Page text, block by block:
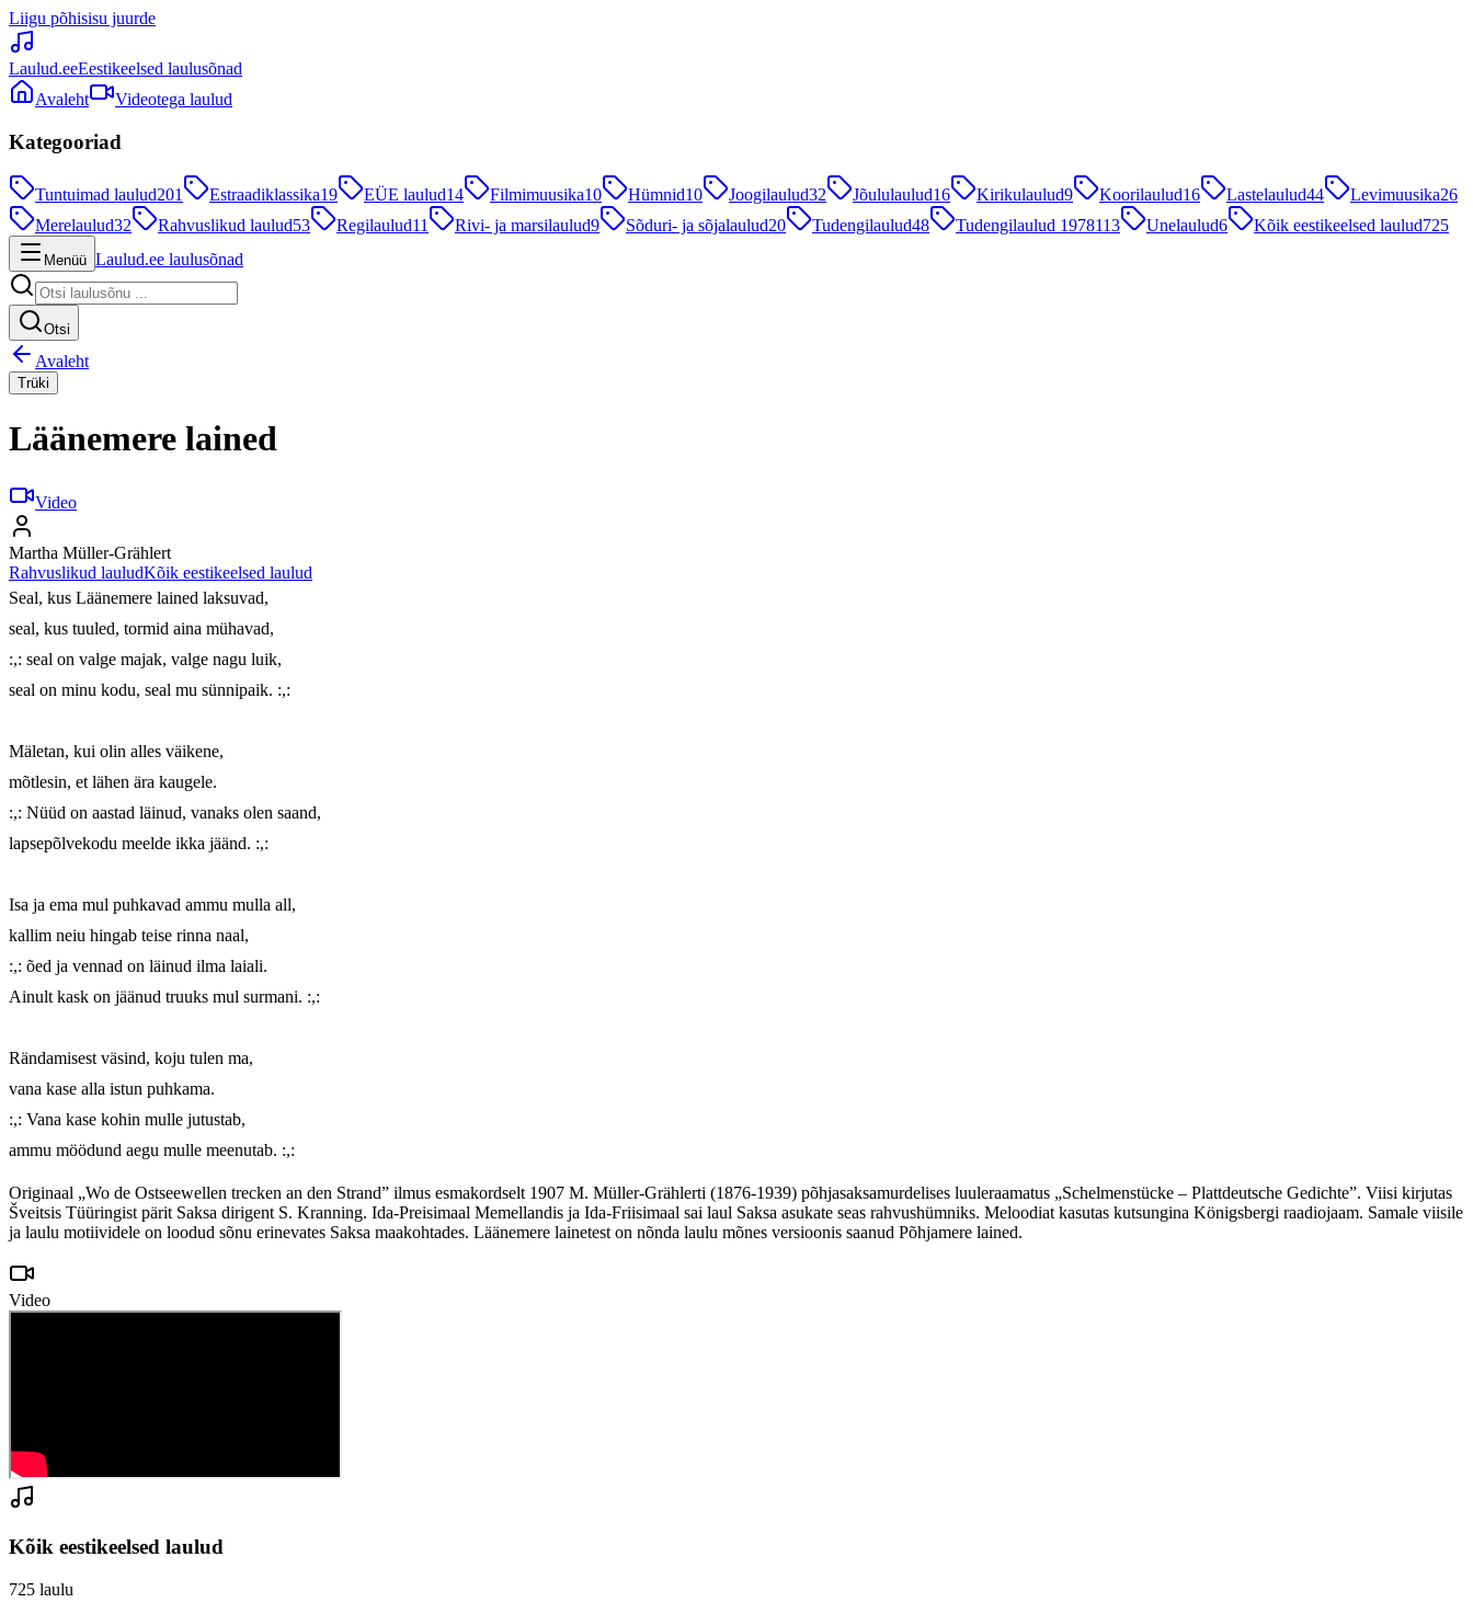
Liigu põhisisu juurde
Laulud.eeEestikeelsed laulusõnad
Avaleht
Videotega laulud
Kategooriad
Tuntuimad laulud201 Estraadiklassika19 EÜE laulud14 Filmimuusika10 Hümnid10 Joogilaulud32 Jõululaulud16 Kirikulaulud9 Koorilaulud16 Lastelaulud44 Levimuusika26
Merelaulud32 Rahvuslikud laulud53 Regilaulud11 Rivi- ja marsilaulud9 Sõduri- ja sõjalaulud20 Tudengilaulud48 Tudengilaulud 1978113 Unelaulud6 Kõik eestikeelsed laulud725
Menüü Laulud.ee laulusõnad
Otsi
Avaleht
Trüki
Läänemere lained
Video
Martha Müller-Grählert
Rahvuslikud lauludKõik eestikeelsed laulud
Seal, kus Läänemere lained laksuvad,
seal, kus tuuled, tormid aina mühavad,
:,: seal on valge majak, valge nagu luik,
seal on minu kodu, seal mu sünnipaik. :,:
Mäletan, kui olin alles väikene,
mõtlesin, et lähen ära kaugele.
:,: Nüüd on aastad läinud, vanaks olen saand,
lapsepõlvekodu meelde ikka jäänd. :,:
Isa ja ema mul puhkavad ammu mulla all,
kallim neiu hingab teise rinna naal,
:,: õed ja vennad on läinud ilma laiali.
Ainult kask on jäänud truuks mul surmani. :,:
Rändamisest väsind, koju tulen ma,
vana kase alla istun puhkama.
:,: Vana kase kohin mulle jutustab,
ammu möödund aegu mulle meenutab. :,:
Originaal „Wo de Ostseewellen trecken an den Strand” ilmus esmakordselt 1907 M. Müller-Grählerti (1876-1939) põhjasaksamurdelises luuleraamatus „Schelmenstücke – Plattdeutsche Gedichte”. Viisi kirjutas
Šveitsis Tüüringist pärit Saksa dirigent S. Kranning. Ida-Preisimaal Memellandis ja Ida-Friisimaal sai laul Saksa asukate seas rahvushümniks. Meloodiat kasutas kutsungina Königsbergi raadiojaam. Samale viisile
ja laulu motiividele on loodud sõnu erinevates Saksa maakohtades. Läänemere lainetest on nõnda laulu mõnes versioonis saanud Põhjamere lained.
Video
Kõik eestikeelsed laulud
725 laulu